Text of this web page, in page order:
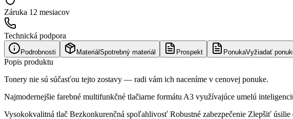
Záruka 12 mesiacov
Technická podpora
Podrobnosti Materiál Spotrebný materiál Prospekt PonukaVyžiadať
Popis produktu
Tonery nie sú súčasťou tejto zostavy — radi vám ich naceníme v cenovej ponuke.
Najmodernejšie farebné multifunkčné tlačiarne formátu A3 využívajúce umelú
Vysokokvalitná tlač Bezkonkurenčná spoľahlivosť Robustné zabezpečenie Zlepšiť